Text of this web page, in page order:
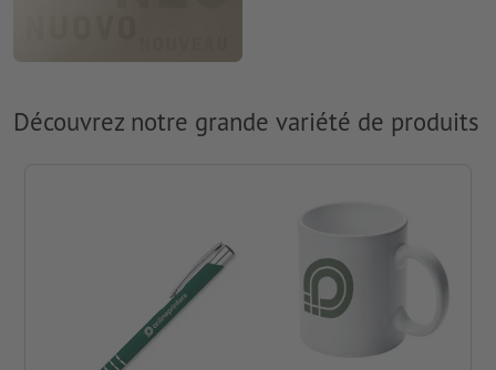
Découvrez notre grande variété de produits